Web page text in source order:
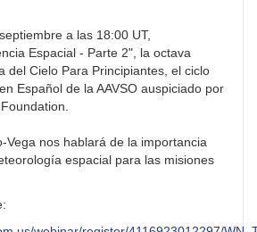
a las 18:00 UT,
Espacial - Parte 2", la octava
del Cielo Para Principiantes, el ciclo
Español de la AAVSO auspiciado por
Vega nos hablará de la importancia
espacial para las misiones